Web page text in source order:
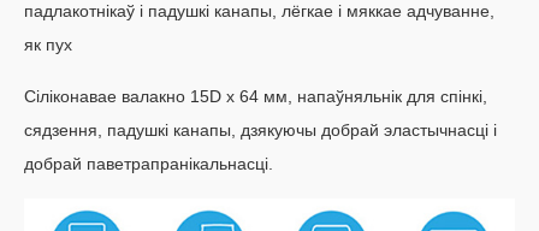
падлакотнікаў і падушкі канапы, лёгкае і мяккае адчуванне,
як пух
Сіліконавае валакно 15D x 64 мм, напаўняльнік для спінкі,
сядзення, падушкі канапы, дзякуючы добрай эластычнасці і
добрай паветрапранікальнасці.